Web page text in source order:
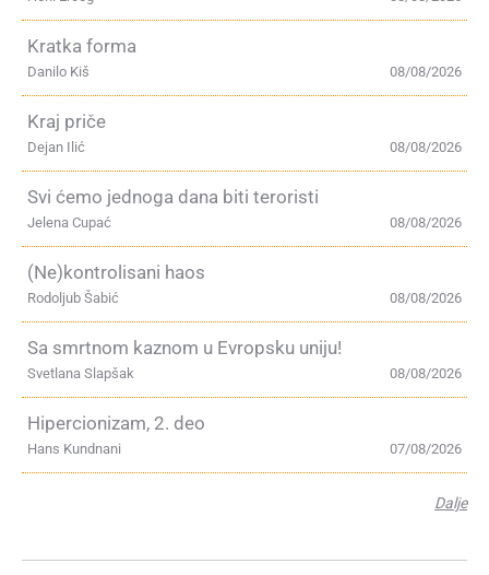
Kratka forma
08/08/2026
Danilo Kiš
Kraj priče
08/08/2026
Dejan Ilić
Svi ćemo jednoga dana biti teroristi
08/08/2026
Jelena Cupać
(Ne)kontrolisani haos
08/08/2026
Rodoljub Šabić
Sa smrtnom kaznom u Evropsku uniju!
08/08/2026
Svetlana Slapšak
Hipercionizam, 2. deo
07/08/2026
Hans Kundnani
Dalje